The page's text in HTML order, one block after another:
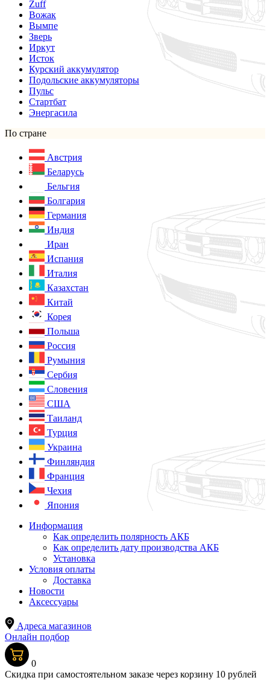
Zuff
Вожак
Вымпе
Зверь
Иркут
Исток
Курский аккумулятор
Подольские аккумуляторы
Пульс
Стартбат
Энергасила
По стране
Австрия
Беларусь
Бельгия
Болгария
Германия
Индия
Иран
Испания
Италия
Казахстан
Китай
Корея
Польша
Россия
Румыния
Сербия
Словения
США
Таиланд
Турция
Украина
Финляндия
Франция
Чехия
Япония
Информация
Как определить полярность АКБ
Как определить дату производства АКБ
Установка
Условия оплаты
Доставка
Новости
Аксессуары
Адреса магазинов
Онлайн подбор
0
Скидка при самостоятельном заказе через корзину 10 рублей